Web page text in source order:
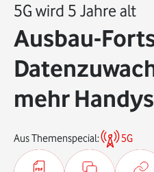
5G wird 5 Jahre alt
Ausbau-
mehr Handys
Aus Themenspecial: 5G